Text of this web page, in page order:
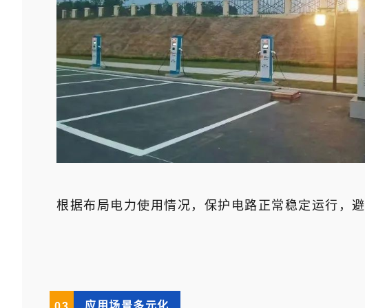
根据布局电力使用情况，保护电路正常稳定运行，